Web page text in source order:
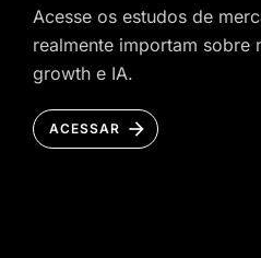
Acesse os estudos de
realmente importam sobre
growth e IA.
ACESSAR